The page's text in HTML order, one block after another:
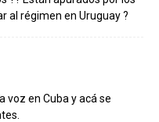
al régimen en Uruguay ?
voz en Cuba y acá se